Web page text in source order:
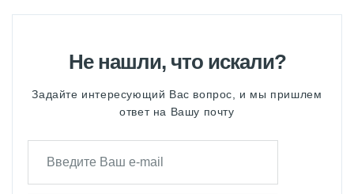
Не нашли, что искали?
Задайте интересующий Вас вопрос, и мы пришлем
ответ на Вашу почту